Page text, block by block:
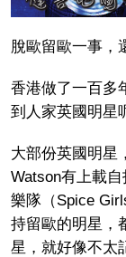
脫歐留歐一事，
香港做了一百多
到人家英國明星
大部份英國明星
Watson有上載
樂隊（Spice
持留歐的明星，
星，就好像不太